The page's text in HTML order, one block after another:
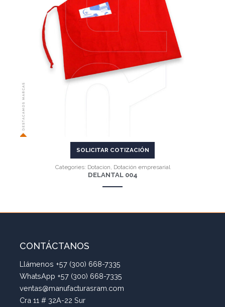
VER MÁS
SOLICITAR COTIZACIÓN
Categories: Dotacion Dotación empresarial
DELANTAL 004
CONTÁCTANOS
Llámenos +57 (300) 668-7335
WhatsApp +57 (300) 668-7335
ventas@manufacturasram.com
Cra 11 # 32A-22 Sur